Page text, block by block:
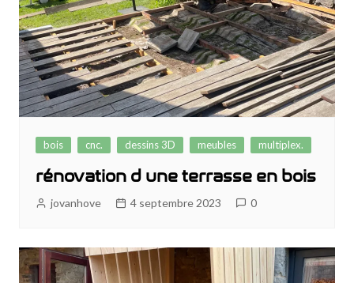
bois cnc. dessins 3D meubles multiplex.
rénovation d une terrasse en bois
jovanhove 4 septembre 2023 0